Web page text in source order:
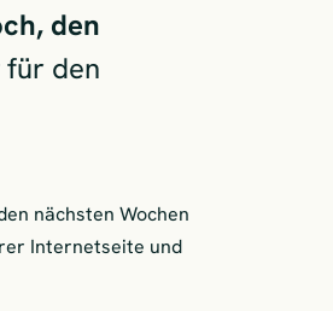
den
für den
nächsten Wochen
Internetseite und